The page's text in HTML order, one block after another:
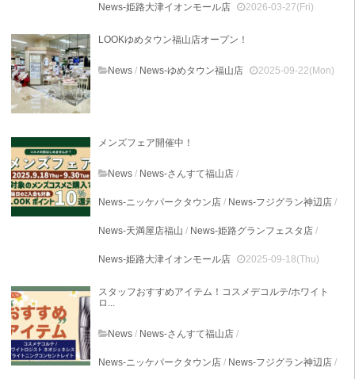
News-姫路大津イオンモール店 2026-03-27(Fri)
LOOKゆめタウン福山店オープン！
News / News-ゆめタウン福山店 2025-09-22(Mon)
メンズフェア開催中！
News / News-さんすて福山店 /
News-ニッケパークタウン店 / News-フジグラン神辺店 /
News-天満屋店福山 / News-姫路グランフェスタ店 /
News-姫路大津イオンモール店 2025-09-18(Thu)
スタッフおすすめアイテム！コスメデコルテ/ホワイト
ロ...
News / News-さんすて福山店 /
News-ニッケパークタウン店 / News-フジグラン神辺店 /